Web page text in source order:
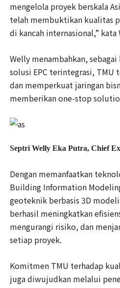
mengelola proyek berskala
telah membuktikan kualitas
di kancah internasional,” kata
Welly menambahkan,
solusi EPC terintegrasi, TMU
dan memperkuat jaringan
memberikan one-stop
Septri Welly Eka Putra, Chief
Dengan memanfaatkan
Building Information
geoteknik berbasis 3D
berhasil meningkatkan
mengurangi risiko, dan
setiap proyek.
Komitmen TMU terhadap
juga diwujudkan melalui